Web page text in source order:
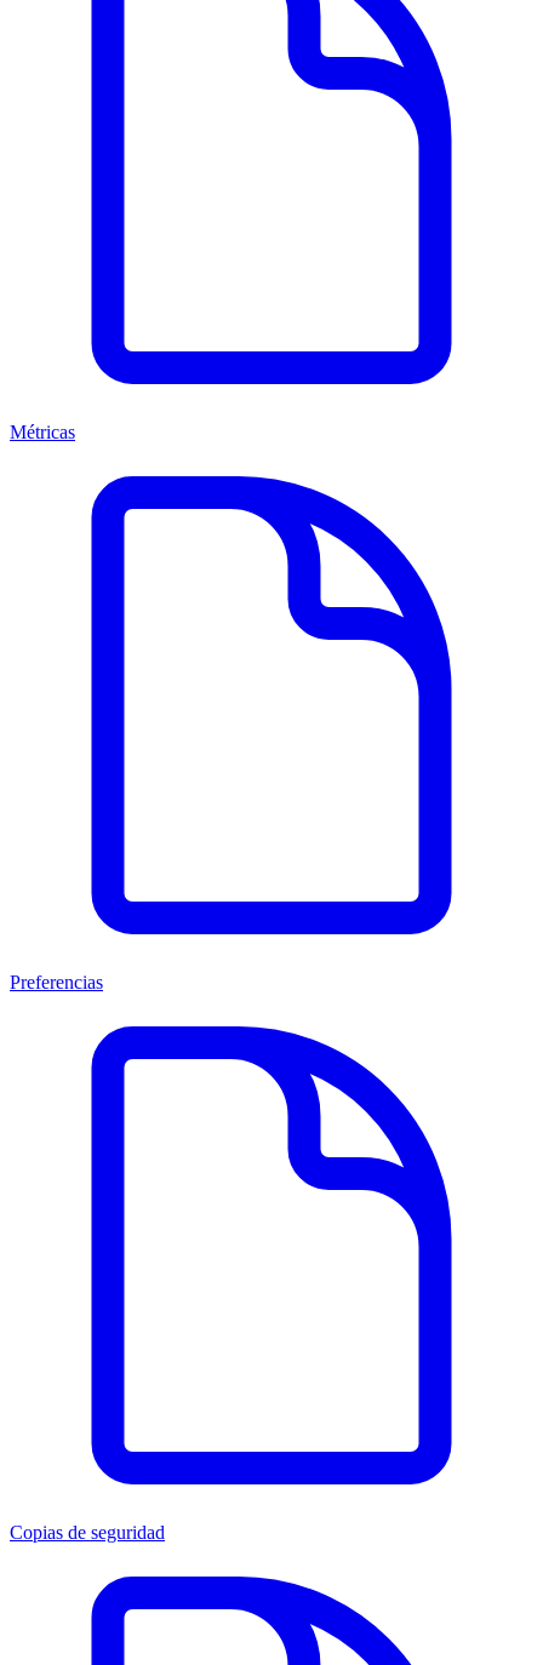
Métricas
Preferencias
Copias de seguridad